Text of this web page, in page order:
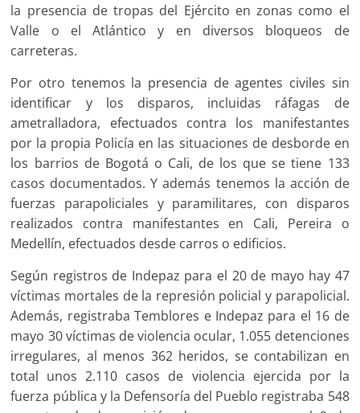
la presencia de tropas del Ejército en zonas como el
Valle o el Atlántico y en diversos bloqueos de
carreteras.
Por otro tenemos la presencia de agentes civiles sin
identificar y los disparos, incluidas ráfagas de
ametralladora, efectuados contra los manifestantes
por la propia Policía en las situaciones de desborde en
los barrios de Bogotá o Cali, de los que se tiene 133
casos documentados. Y además tenemos la acción de
fuerzas parapoliciales y paramilitares, con disparos
realizados contra manifestantes en Cali, Pereira o
Medellín, efectuados desde carros o edificios.
Según registros de Indepaz para el 20 de mayo hay 47
víctimas mortales de la represión policial y parapolicial.
Además, registraba Temblores e Indepaz para el 16 de
mayo 30 víctimas de violencia ocular, 1.055 detenciones
irregulares, al menos 362 heridos, se contabilizan en
total unos 2.110 casos de violencia ejercida por la
fuerza pública y la Defensoría del Pueblo registraba 548